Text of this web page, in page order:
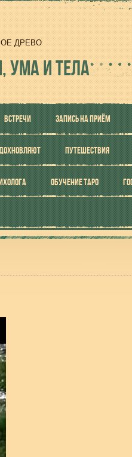
ДРЕВО
УМА И ТЕЛА
ВСТРЕЧИ ЗАПИСЬ НА ПРИЁМ
ПУТЕШЕСТВИЯ
ОБУЧЕНИЕ ТАРО